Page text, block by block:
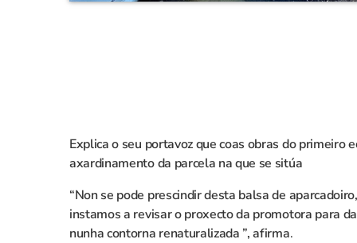
Explica o seu portavoz que coas obras do
axardinamento da parcela na que se sitúa
“Non se pode prescindir desta balsa de
instamos a revisar o proxecto da promotora para
nunha contorna renaturalizada ”, afirma.